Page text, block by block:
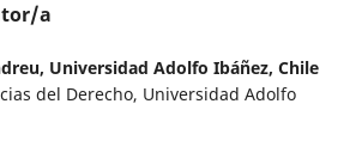
a
Universidad Adolfo Ibáñez, Chile
del Derecho, Universidad Adolfo